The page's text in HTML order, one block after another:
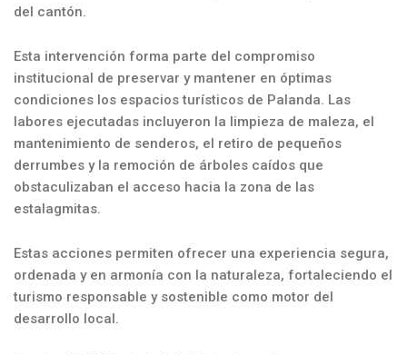
del cantón.
Esta intervención forma parte del compromiso
institucional de preservar y mantener en óptimas
condiciones los espacios turísticos de Palanda. Las
labores ejecutadas incluyeron la limpieza de maleza, el
mantenimiento de senderos, el retiro de pequeños
derrumbes y la remoción de árboles caídos que
obstaculizaban el acceso hacia la zona de las
estalagmitas.
Estas acciones permiten ofrecer una experiencia segura,
ordenada y en armonía con la naturaleza, fortaleciendo el
turismo responsable y sostenible como motor del
desarrollo local.